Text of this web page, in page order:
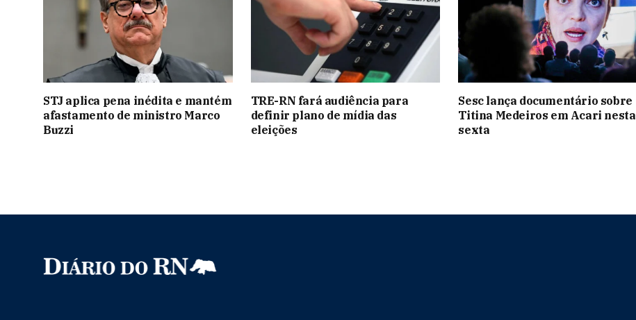
STJ aplica pena inédita e mantém
afastamento de ministro Marco
Buzzi
TRE-RN fará audiência para
definir plano de mídia das
eleições
Sesc lança documentário sobre
Titina Medeiros em Acari nesta
sexta